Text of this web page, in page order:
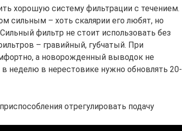
хорошую систему фильтрации с течением.
сильным – хоть скалярии его любят, но
фильтр не стоит использовать без
– гравийный, губчатый. При
а новорожденный выводок не
неделю в нерестовике нужно обновлять 20-
отрегулировать подачу